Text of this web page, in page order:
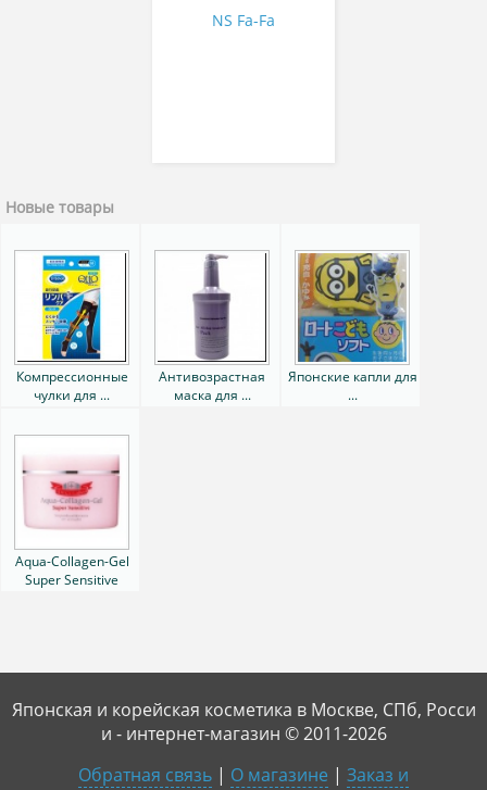
NS Fa-Fa
Новые товары
Компрессионные
чулки для ...
Антивозрастная
маска для ...
Японские капли для
...
Aqua-Collagen-Gel
Super Sensitive
Японская и корейская косметика в Москве, СПб, Росси
и - интернет-магазин © 2011-2026
Обратная связь | О магазине | Заказ и